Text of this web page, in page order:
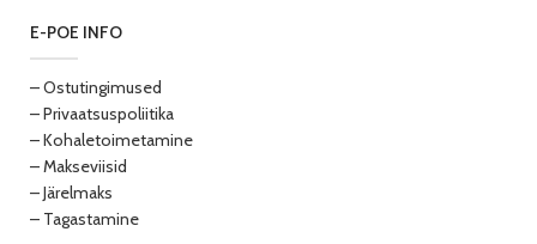
E-POE INFO
– Ostutingimused
– Privaatsuspoliitika
– Kohaletoimetamine
– Makseviisid
– Järelmaks
– Tagastamine